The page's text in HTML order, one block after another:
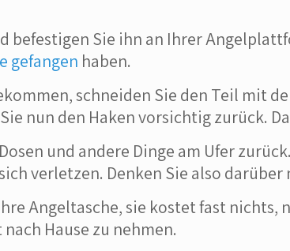
befestigen Sie ihn an Ihrer
gefangen haben.
schneiden Sie den Teil mit
nun den Haken vorsichtig zurück.
und andere Dinge am Ufer
verletzen. Denken Sie also darüber
Angeltasche, sie kostet fast nichts,
Hause zu nehmen.